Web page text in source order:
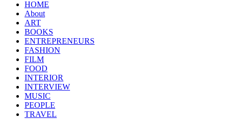
HOME
About
ART
BOOKS
ENTREPRENEURS
FASHION
FILM
FOOD
INTERIOR
INTERVIEW
MUSIC
PEOPLE
TRAVEL